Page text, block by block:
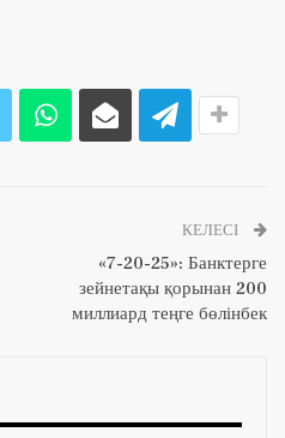
КЕЛЕСІ
«7-20-25»: Банктерге
зейнетақы қорынан 200
миллиард теңге бөлінбек